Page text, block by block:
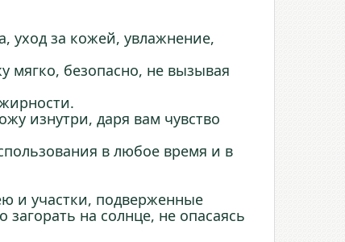
уход за кожей, увлажнение,
безопасно, не вызывая
изнутри, даря вам чувство
в любое время и в
и участки, подверженные
на солнце, не опасаясь